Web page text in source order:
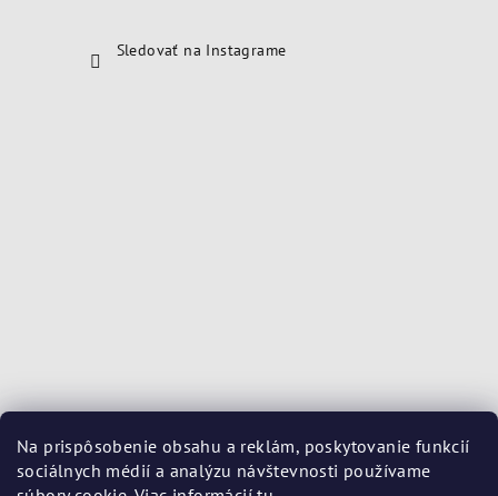
Na prispôsobenie obsahu a reklám, poskytovanie funkcií
sociálnych médií a analýzu návštevnosti používame
Sledovať na Instagrame